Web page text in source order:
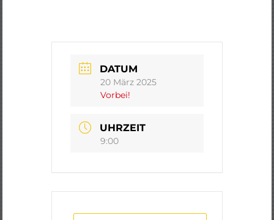
DATUM
20 März 2025
Vorbei!
UHRZEIT
9:00